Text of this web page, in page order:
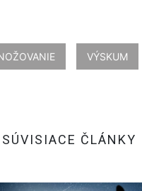
VÝSKUM
SÚVISIACE ČLÁNKY